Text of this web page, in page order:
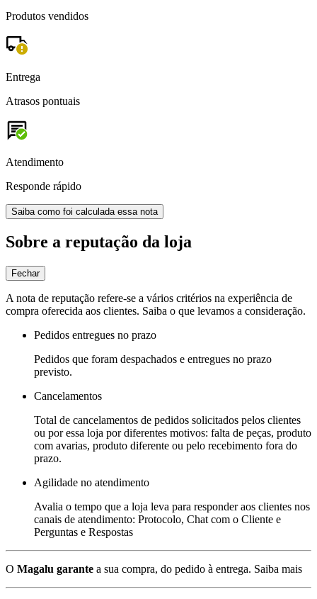
Produtos vendidos
Entrega
Atrasos pontuais
Atendimento
Responde rápido
Saiba como foi calculada essa nota
Sobre a reputação da loja
Fechar
A nota de reputação refere-se a vários critérios na experiência de
compra oferecida aos clientes. Saiba o que levamos a consideração.
Pedidos entregues no prazo
Pedidos que foram despachados e entregues no prazo
previsto.
Cancelamentos
Total de cancelamentos de pedidos solicitados pelos clientes
ou por essa loja por diferentes motivos: falta de peças, produto
com avarias, produto diferente ou pelo recebimento fora do
prazo.
Agilidade no atendimento
Avalia o tempo que a loja leva para responder aos clientes nos
canais de atendimento: Protocolo, Chat com o Cliente e
Perguntas e Respostas
O Magalu garante a sua compra, do pedido à entrega. Saiba mais